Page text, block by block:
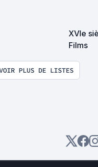
XVIe
Films
PLUS DE LISTES